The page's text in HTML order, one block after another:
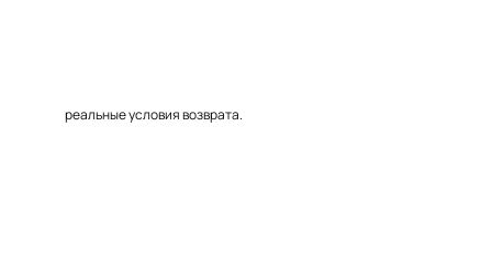
реальные условия возврата.